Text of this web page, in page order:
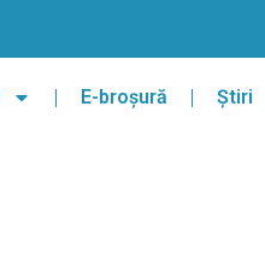
E-broșură Știri